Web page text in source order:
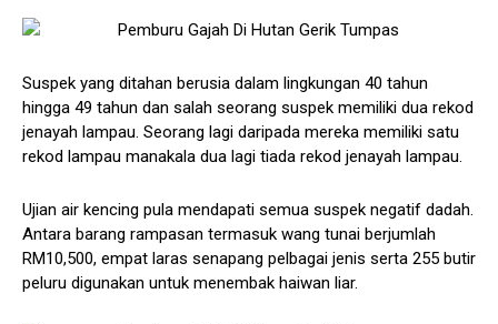
Suspek yang ditahan berusia dalam lingkungan 40 tahun
hingga 49 tahun dan salah seorang suspek memiliki dua rekod
jenayah lampau. Seorang lagi daripada mereka memiliki satu
rekod lampau manakala dua lagi tiada rekod jenayah lampau.
Ujian air kencing pula mendapati semua suspek negatif dadah.
Antara barang rampasan termasuk wang tunai berjumlah
RM10,500, empat laras senapang pelbagai jenis serta 255 butir
peluru digunakan untuk menembak haiwan liar.